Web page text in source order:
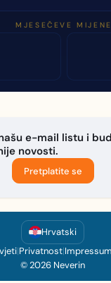
MJESEČEVE MIJENE
e-mail listu i
novosti.
Pretplatite se
Hrvatski
|Privatnost|Impressum
© 2026 Neverin